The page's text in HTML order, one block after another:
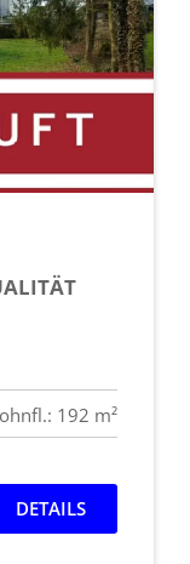
192 m²
DETAILS